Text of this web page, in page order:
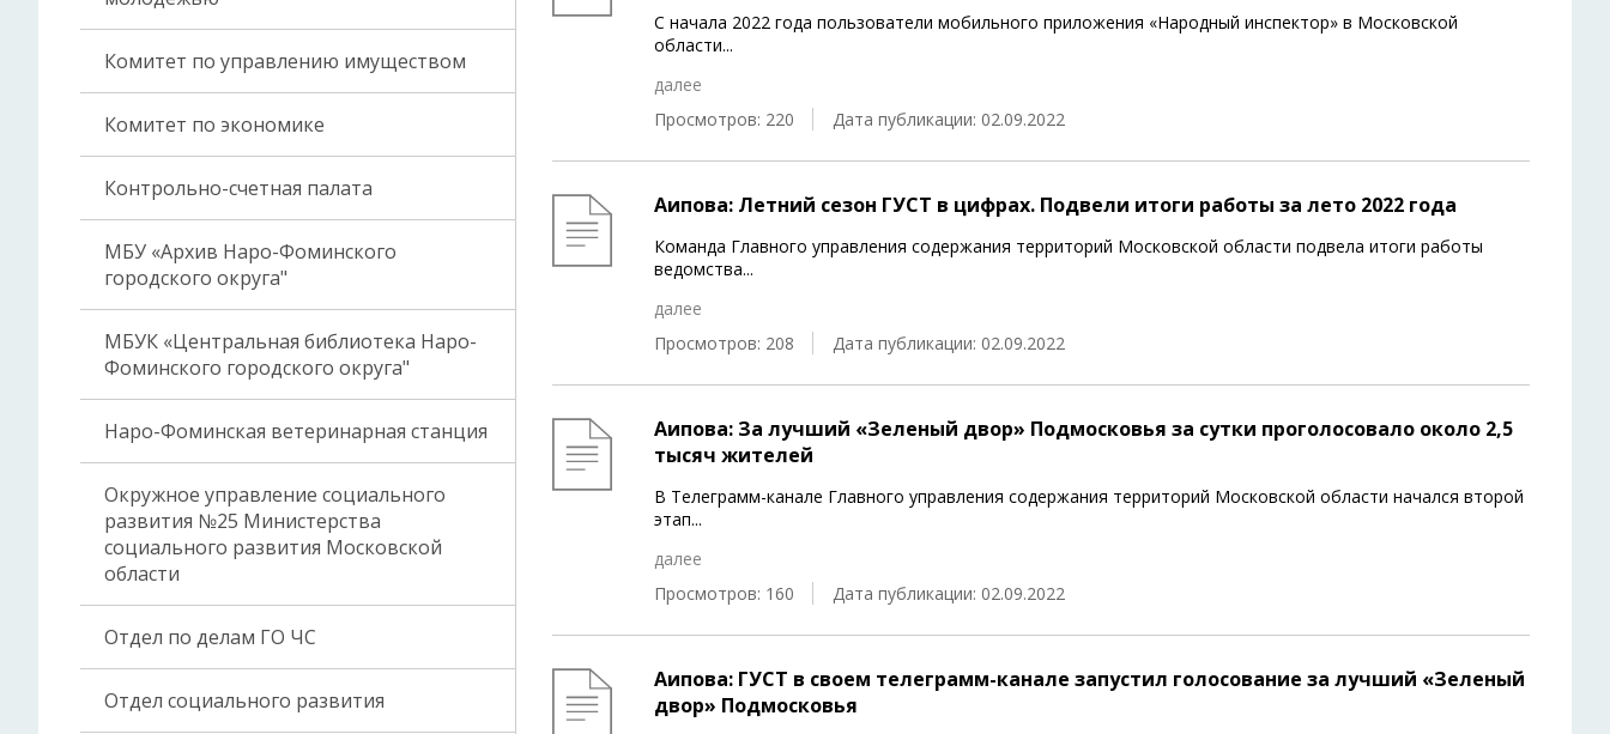
Комитет по управлению имуществом
Комитет по экономике
Контрольно-счетная палата
МБУ «Архив Наро-Фоминского
городского округа"
МБУК «Центральная библиотека Наро-
Фоминского городского округа"
Наро-Фоминская ветеринарная станция
Окружное управление социального
развития №25 Министерства
социального развития Московской
области
Отдел по делам ГО ЧС
Отдел социального развития
С начала 2022 года пользователи мобильного приложения «Народный инспектор» в Московской
области...
далее
Просмотров: 220
Дата публикации: 02.09.2022
Аипова: Летний сезон ГУСТ в цифрах. Подвели итоги работы за лето 2022 года
Команда Главного управления содержания территорий Московской области подвела итоги работы
ведомства...
далее
Просмотров: 208
Дата публикации: 02.09.2022
Аипова: За лучший «Зеленый двор» Подмосковья за сутки проголосовало около 2,5
тысяч жителей
В Телеграмм-канале Главного управления содержания территорий Московской области начался второй
этап...
далее
Просмотров: 160
Дата публикации: 02.09.2022
Аипова: ГУСТ в своем телеграмм-канале запустил голосование за лучший «Зеленый
двор» Подмосковья